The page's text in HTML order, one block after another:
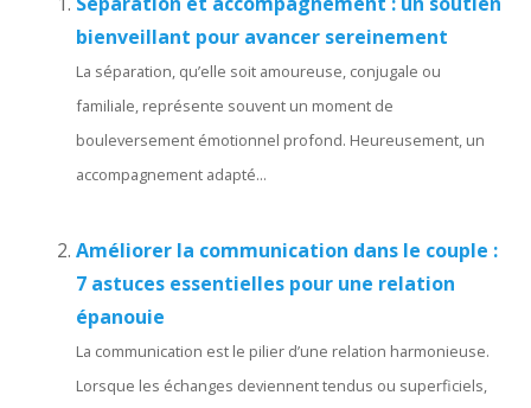
bienveillant pour avancer sereinement
La séparation, qu’elle soit amoureuse, conjugale ou
familiale, représente souvent un moment de
bouleversement émotionnel profond. Heureusement, un
accompagnement adapté...
Améliorer la communication dans le couple :
7 astuces essentielles pour une relation
épanouie
La communication est le pilier d’une relation harmonieuse.
Lorsque les échanges deviennent tendus ou superficiels,